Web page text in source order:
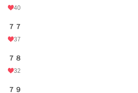
40
７７
37
７８
32
７９